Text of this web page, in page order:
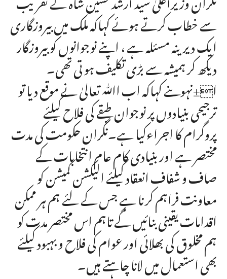
سے خطاب کرتے ہوئے کہاکہ ملک میں بیروزگاری
ایک دیرینہ مسئلہ ہے ، اپنے نوجوانوں کو بیروزگار
دیکھ کر ہمیشہ سے بڑی تکلیف ہو تی تھی۔
ا±نہوںنے کہاکہ اب اﷲ تعالیٰ نے موقع دیا تو
ترجیحی بنیادوں پر نوجوان طبقے کی فلاح کیلئے
پروگرام کا اجراءکیا ہے۔نگران حکومت کی مدت
مختصر ہے اور بنیادی کام عام انتخابات کے
صاف و شفاف انعقاد کیلئے الیکشن کمیشن کو
معاونت فراہم کرنا ہے جس کے لئے ہم ہر ممکن
اقدامات یقینی بنائیں گے تاہم اس مختصر مدت کو
ہم مخلوق کی بھلائی اور عوام کی فلاح و بہبود کیلئے
بھی استعمال میں لانا چاہتے ہیں۔